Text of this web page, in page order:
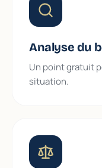
Analyse du
Un point gratuit
situation.